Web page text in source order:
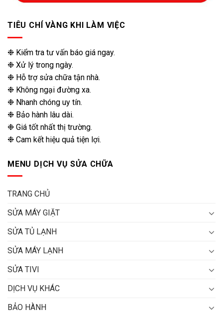
TIÊU CHÍ VÀNG KHI LÀM VIỆC
❉ Kiểm tra tư vấn báo giá ngay.
❉ Xử lý trong ngày.
❉ Hỗ trợ sửa chữa tận nhà.
❉ Không ngại đường xa.
❉ Nhanh chóng uy tín.
❉ Bảo hành lâu dài.
❉ Giá tốt nhất thị trường.
❉ Cam kết hiệu quả tiện lợi.
MENU DỊCH VỤ SỬA CHỮA
TRANG CHỦ
SỬA MÁY GIẶT
SỬA TỦ LẠNH
SỬA MÁY LẠNH
SỬA TIVI
DỊCH VỤ KHÁC
BẢO HÀNH